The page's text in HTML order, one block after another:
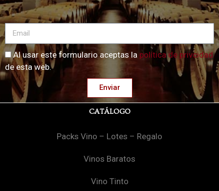
Al usar este formulario aceptas la política de privcidad
de esta web.
Enviar
CATÁLOGO
Packs Vino – Lotes – Regalo
Vinos Baratos
Vino Tinto